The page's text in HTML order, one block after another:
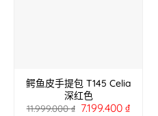
鳄鱼皮手提包 T145 Celia
深红色
11.999.000₫ 7.199.400₫